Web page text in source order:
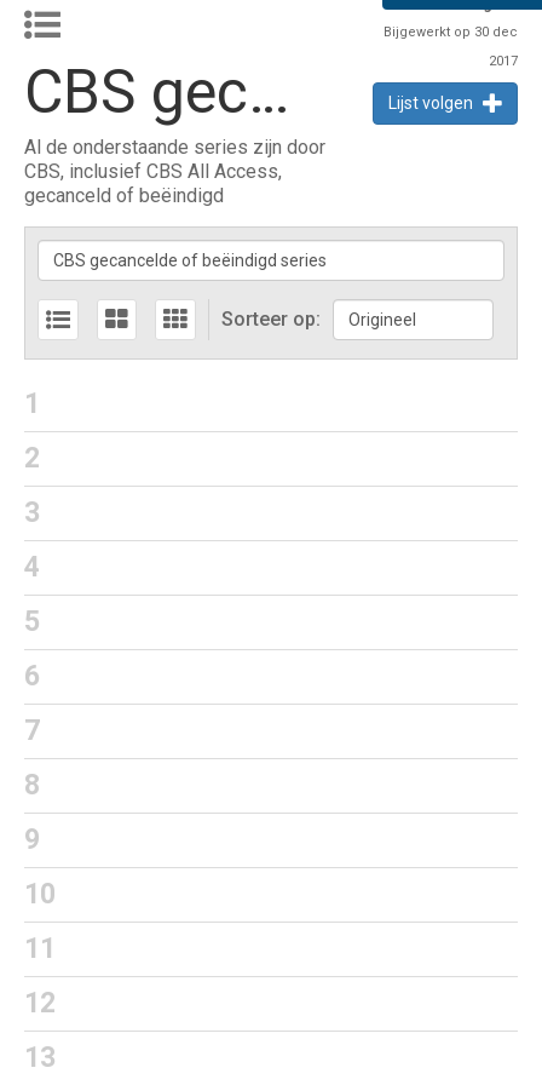
CBS gecancelde of beëindigd series
Al de onderstaande series zijn door
CBS, inclusief CBS All Access,
gecanceld of beëindigd
Bijgewerkt op 30 dec
2017
Lijst volgen
Sorteer op:
1
2
3
4
5
6
7
8
9
10
11
12
13